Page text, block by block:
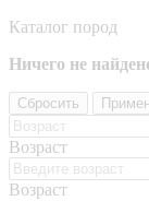
Каталог пород
Ничего не
Сбросить
Возраст
Возраст